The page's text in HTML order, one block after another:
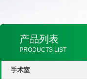
产品列表
PRODUCTS LIST
手术室